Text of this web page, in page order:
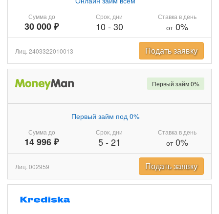
Сумма до
30 000 ₽
Срок, дни
10 - 30
Ставка в день
от0%
Лиц. 2403322010013 Подать заявку
Сумма до
14 996 ₽
Первый займ под 0%
Срок, дни
5- 21
Ставка в день
от0%
Первый займ 0%
Лиц. 002959 Подать заявку